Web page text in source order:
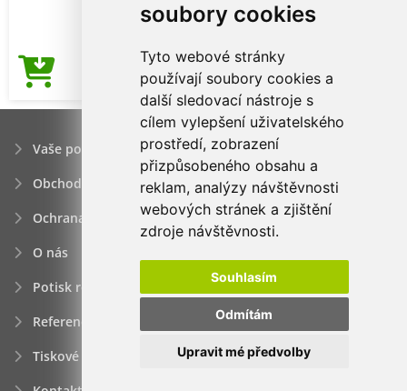
soubory cookies
Tyto webové stránky
používají soubory cookies a
další sledovací nástroje s
cílem vylepšení uživatelského
prostředí, zobrazení
přizpůsobeného obsahu a
reklam, analýzy návštěvnosti
webových stránek a zjištění
zdroje návštěvnosti.
Souhlasím
Odmítám
Upravit mé předvolby
Cena od90,56Kč
Vaše poptávka
Obchodní podmínky
Ochrana osobních údajú
O nás
Potisk reklamních předmětů
Reference
Tiskové zprávy